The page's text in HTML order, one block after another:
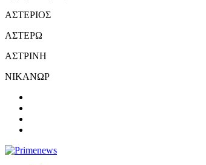
ΑΣΤΕΡΙΟΣ
ΑΣΤΕΡΩ
ΑΣΤΡΙΝΗ
ΝΙΚΑΝΩΡ